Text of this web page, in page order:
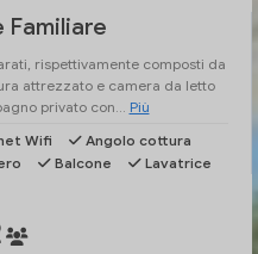
Familiare
rispettivamente composti da
attrezzato e camera da letto
privato con... Più
Wifi
Angolo cottura
Balcone Lavatrice